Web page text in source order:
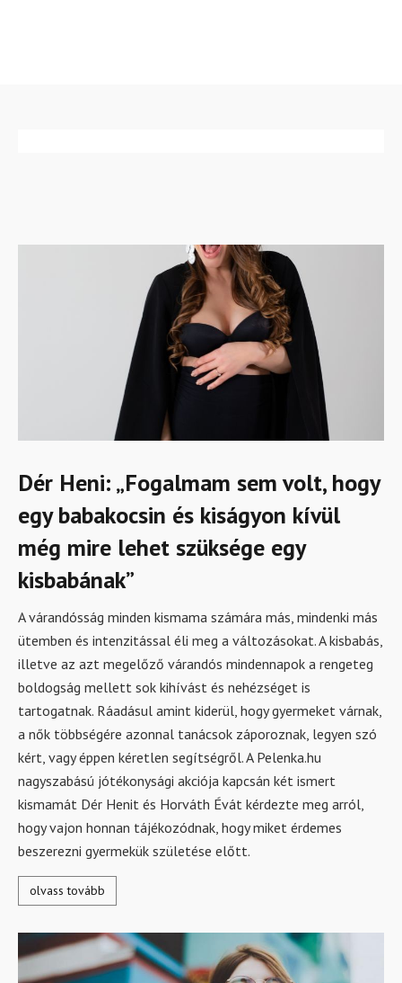
Dér Heni: „Fogalmam sem volt, hogy
egy babakocsin és kiságyon kívül
még mire lehet szüksége egy
kisbabának”
A várandósság minden kismama számára más, mindenki más
ütemben és intenzitással éli meg a változásokat. A kisbabás,
illetve az azt megelőző várandós mindennapok a rengeteg
boldogság mellett sok kihívást és nehézséget is
tartogatnak. Ráadásul amint kiderül, hogy gyermeket várnak,
a nők többségére azonnal tanácsok záporoznak, legyen szó
kért, vagy éppen kéretlen segítségről. A Pelenka.hu
nagyszabású jótékonysági akciója kapcsán két ismert
kismamát Dér Henit és Horváth Évát kérdezte meg arról,
hogy vajon honnan tájékozódnak, hogy miket érdemes
beszerezni gyermekük születése előtt.
olvass tovább